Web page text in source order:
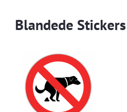
Blandede Stickers